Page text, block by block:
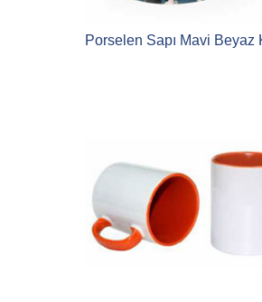
Porselen Sapı Mavi Beyaz